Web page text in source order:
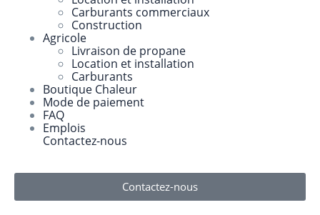
Carburants commerciaux
Construction
Agricole
Livraison de propane
Location et installation
Carburants
Boutique Chaleur
Mode de paiement
FAQ
Emplois
Contactez-nous
Contactez-nous